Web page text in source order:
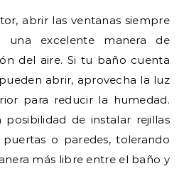
abrir las ventanas siempre
una excelente manera de
del aire. Si tu baño cuenta
abrir, aprovecha la luz
para reducir la humedad.
posibilidad de instalar rejillas
o paredes, tolerando
más libre entre el baño y